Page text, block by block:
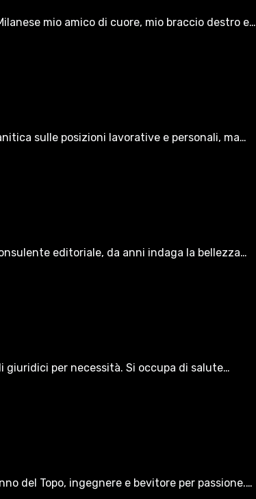
mio amico di cuore, mio braccio destro e…
sulle posizioni lavorative e personali, ma…
editoriale, da anni indaga la bellezza…
per necessità. Si occupa di salute…
del Topo, ingegnere e bevitore per passione.…